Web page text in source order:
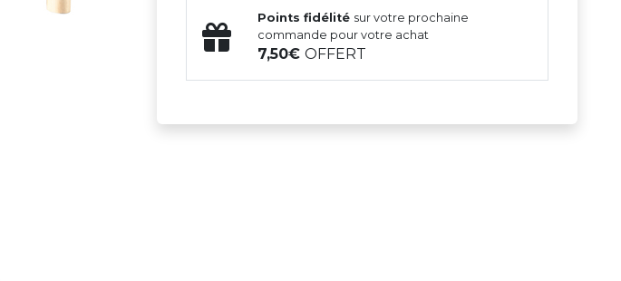
Points fidélité sur votre prochaine
commande pour votre achat
7,50OFFERT